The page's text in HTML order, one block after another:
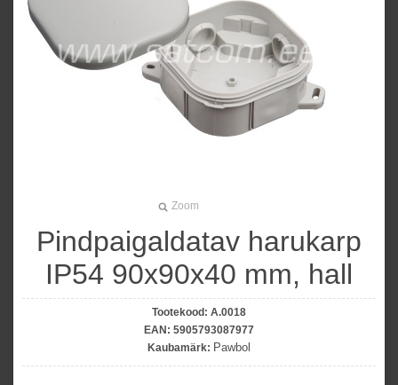
Zoom
Pindpaigaldatav harukarp
IP54 90x90x40 mm, hall
Tootekood: A.0018
EAN: 5905793087977
Kaubamärk: Pawbol